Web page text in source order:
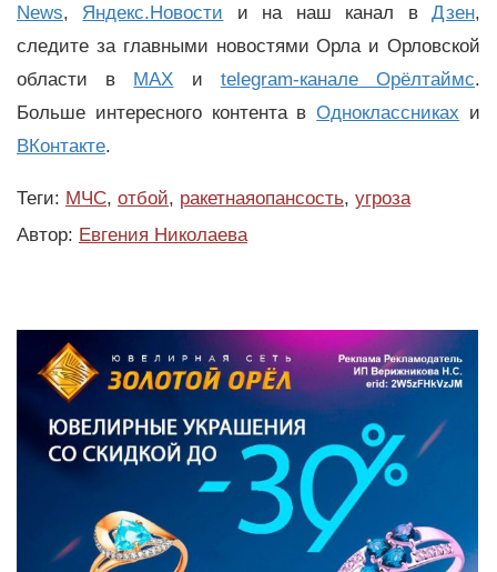
News, Яндекс.Новости и на наш канал вДзен,
следите за главными новостями Орла и Орловской
области в MAX и telegram-канале Орёлтаймс.
Больше интересного контента вОдноклассниках и
ВКонтакте.
Теги: МЧС, отбой, ракетнаяопансость, угроза
Автор: Евгения Николаева